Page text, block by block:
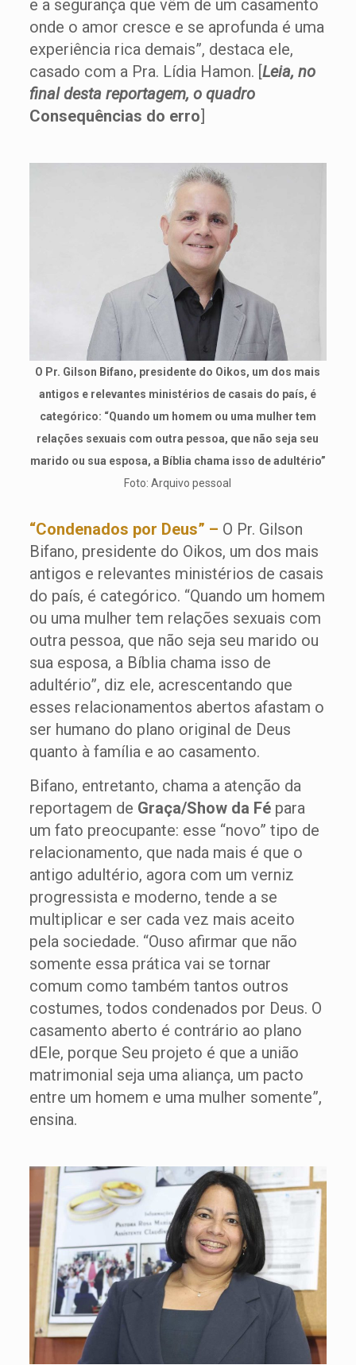
e a segurança que vêm de um casamento
onde o amor cresce e se aprofunda é uma
experiência rica demais”, destaca ele,
casado com a Pra. Lídia Hamon. [Leia, no
final desta reportagem, o quadro
Consequências do erro]
O Pr. Gilson Bifano, presidente do Oikos, um dos mais
antigos e relevantes ministérios de casais do país, é
categórico: “Quando um homem ou uma mulher tem
relações sexuais com outra pessoa, que não seja seu
marido ou sua esposa, a Bíblia chama isso de adultério”
Foto: Arquivo pessoal
“Condenados por Deus” – O Pr. Gilson
Bifano, presidente do Oikos, um dos mais
antigos e relevantes ministérios de casais
do país, é categórico. “Quando um homem
ou uma mulher tem relações sexuais com
outra pessoa, que não seja seu marido ou
sua esposa, a Bíblia chama isso de
adultério”, diz ele, acrescentando que
esses relacionamentos abertos afastam o
ser humano do plano original de Deus
quanto à família e ao casamento.
Bifano, entretanto, chama a atenção da
reportagem de Graça/Show da Fépara
um fato preocupante: esse “novo” tipo de
relacionamento, que nada mais é que o
antigo adultério, agora com um verniz
progressista e moderno, tende a se
multiplicar e ser cada vez mais aceito
pela sociedade. “Ouso afirmar que não
somente essa prática vai se tornar
comum como também tantos outros
costumes, todos condenados por Deus. O
casamento aberto é contrário ao plano
dEle, porque Seu projeto é que a união
matrimonial seja uma aliança, um pacto
entre um homem e uma mulher somente”,
ensina.